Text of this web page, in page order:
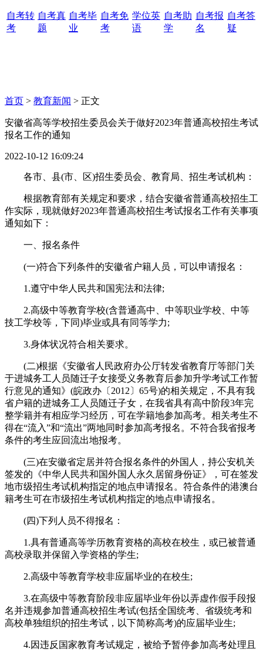
自考转
考
自考真
题
自考毕
业
自考免
考
学位英
语
自考助
学
自考报
名
自考答
疑
首页 > 教育新闻 > 正文
安徽省高等学校招生委员会关于做好2023年普通高校招生考试
报名工作的通知
2022-10-12 16:09:24
各市、县(市、区)招生委员会、教育局、招生考试机构：
根据教育部有关规定和要求，结合安徽省普通高校招生工
作实际，现就做好2023年普通高校招生考试报名工作有关事项
通知如下：
一、报名条件
(一)符合下列条件的安徽省户籍人员，可以申请报名：
1.遵守中华人民共和国宪法和法律;
2.高级中等教育学校(含普通高中、中等职业学校、中等
技工学校等，下同)毕业或具有同等学力;
3.身体状况符合相关要求。
(二)根据《安徽省人民政府办公厅转发省教育厅等部门关
于进城务工人员随迁子女接受义务教育后参加升学考试工作暂
行意见的通知》(皖政办〔2012〕65号)的相关规定，不具有我
省户籍的进城务工人员随迁子女，在我省具有高中阶段3年完
整学籍并有相应学习经历，可在学籍地参加高考。相关考生不
得在“流入”和“流出”两地同时参加高考报名。不符合我省报考
条件的考生应回流出地报考。
(三)在安徽省定居并符合报名条件的外国人，持公安机关
签发的《中华人民共和国外国人永久居留身份证》，可在签发
地市级招生考试机构指定的地点申请报名。符合条件的港澳台
籍考生可在市级招生考试机构指定的地点申请报名。
(四)下列人员不得报名：
1.具有普通高等学历教育资格的高校在校生，或已被普通
高校录取并保留入学资格的学生;
2.高级中等教育学校非应届毕业的在校生;
3.在高级中等教育阶段非应届毕业年份以弄虚作假手段报
名并违规参加普通高校招生考试(包括全国统考、省级统考和
高校单独组织的招生考试，以下简称高考)的应届毕业生;
4.因违反国家教育考试规定，被给予暂停参加高考处理且